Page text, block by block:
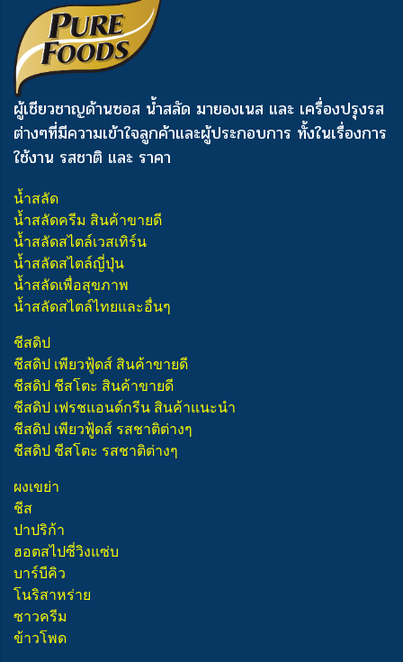
ผู้เชียวชาญด้านซอส น้ำสลัด มายองเนส และ เครื่องปรุงรส
ต่างๆที่มีความเข้าใจลูกค้าและผู้ประกอบการ ทั้งในเรื่องการ
ใช้งาน รสชาติ และ ราคา
น้ำสลัด
น้ำสลัดครีม สินค้าขายดี
น้ำสลัดสไตล์เวสเทิร์น
น้ำสลัดสไตล์ญี่ปุ่น
น้ำสลัดเพื่อสุขภาพ
น้ำสลัดสไตล์ไทยและอื่นๆ
ชีสดิป
ชีสดิป เพียวฟู้ดส์ สินค้าขายดี
ชีสดิป ชีสโตะ สินค้าขายดี
ชีสดิป เฟรชแอนด์กรีน สินค้าแนะนำ
ชีสดิป เพียวฟู้ดส์ รสชาติต่างๆ
ชีสดิป ชีสโตะ รสชาติต่างๆ
ผงเขย่า
ชีส
ปาปริก้า
ฮอตสไปซี่วิงแซ่บ
บาร์บีคิว
โนริสาหร่าย
ซาวครีม
ข้าวโพด